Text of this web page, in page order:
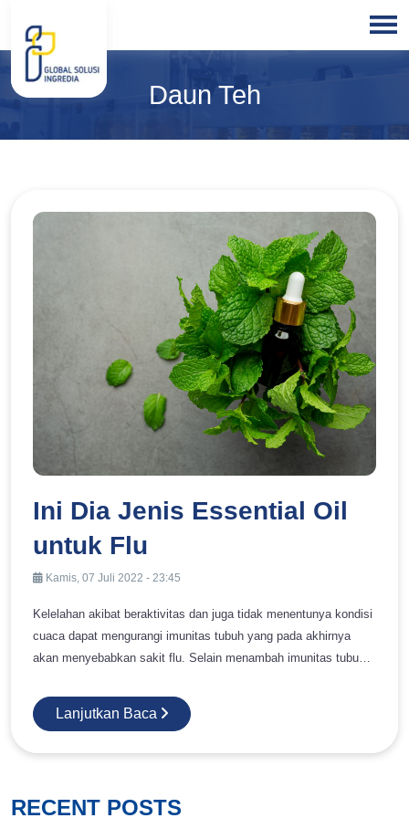
HOME
ABOUT
CONSULTATION
Daun Teh
Ini Dia Jenis Essential Oil
untuk Flu
Kamis, 07 Juli 2022 - 23:45
Kelelahan akibat beraktivitas dan juga tidak menentunya kondisi
cuaca dapat mengurangi imunitas tubuh yang pada akhirnya
akan menyebabkan sakit flu. Selain menambah imunitas tubuh
essential oil untuk flu supaya dapat meredakan gejala flu.
Essential oil biasanya dikenal sebagai ekstrak untuk produk
melancarkan pencernaan, mengobati luka, meredakan sakit flu,
Lanjutkan Baca
RECENT POSTS